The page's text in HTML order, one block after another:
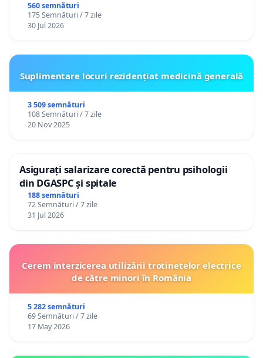
560 semnături
175 Semnături / 7 zile
30 Jul 2026
Suplimentare locuri rezidențiat medicină generală
3 509 semnături
108 Semnături / 7 zile
20 Nov 2025
Asigurați salarizare corectă pentru psihologii
din DGASPC și spitale
188 semnături
72 Semnături / 7 zile
31 Jul 2026
Cerem interzicerea utilizării trotinetelor electrice
de către minori în România
5 282 semnături
69 Semnături / 7 zile
17 May 2026